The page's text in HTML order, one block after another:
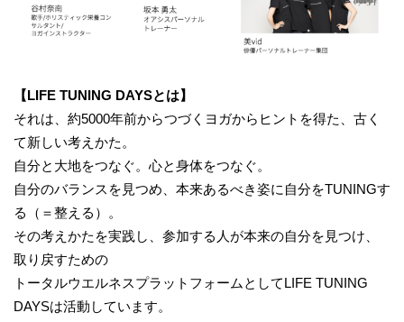
【LIFE TUNING DAYSとは】
それは、約5000年前からつづくヨガからヒントを得た、古く
て新しい考えかた。
自分と大地をつなぐ。心と身体をつなぐ。
自分のバランスを見つめ、本来あるべき姿に自分をTUNINGす
る（＝整える）。
その考えかたを実践し、参加する人が本来の自分を見つけ、
取り戻すための
トータルウエルネスプラットフォームとしてLIFE TUNING
DAYSは活動しています。